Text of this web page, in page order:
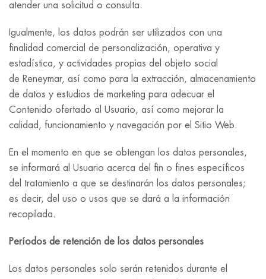
atender una solicitud o consulta.
Igualmente, los datos podrán ser utilizados con una
finalidad comercial de personalización, operativa y
estadística, y actividades propias del objeto social
de Reneymar, así como para la extracción, almacenamiento
de datos y estudios de marketing para adecuar el
Contenido ofertado al Usuario, así como mejorar la
calidad, funcionamiento y navegación por el Sitio Web.
En el momento en que se obtengan los datos personales,
se informará al Usuario acerca del fin o fines específicos
del tratamiento a que se destinarán los datos personales;
es decir, del uso o usos que se dará a la información
recopilada.
Períodos de retención de los datos personales
Los datos personales solo serán retenidos durante el